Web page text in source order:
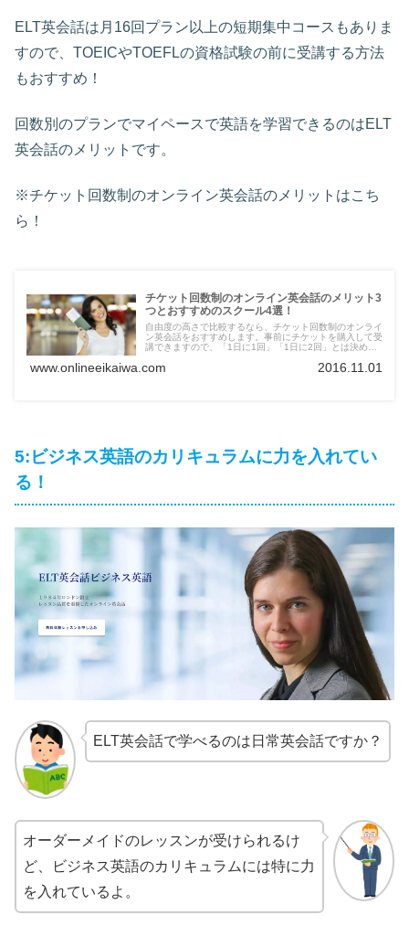
ELT英会話は月16回プラン以上の短期集中コースもありま
すので、TOEICやTOEFLの資格試験の前に受講する方法
もおすすめ！
回数別のプランでマイペースで英語を学習できるのはELT
英会話のメリットです。
※チケット回数制のオンライン英会話のメリットはこち
ら！
チケット回数制のオンライン英会話のメリット3
つとおすすめのスクール4選！
自由度の高さで比較するなら、チケット回数制のオンライ
ン英会話をおすすめします。事前にチケットを購入して受
講できますので、「1日に1回」「1日に2回」とは決めら
は、このページを要チェックです！
www.onlineeikaiwa.com 2016.11.01
5:ビジネス英語のカリキュラムに力を入れてい
る！
ELT英会話で学べるのは日常英会話ですか？
オーダーメイドのレッスンが受けられるけ
ど、ビジネス英語のカリキュラムには特に力
を入れているよ。